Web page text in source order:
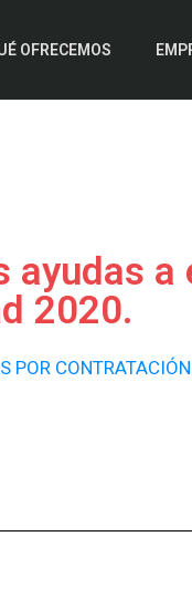
OFRECEMOS
ayudas
2020.
POR